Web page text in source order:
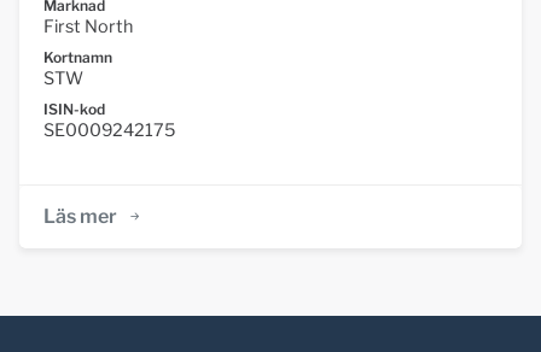
Marknad
First North
Kortnamn
STW
ISIN-kod
SE0009242175
Läs mer